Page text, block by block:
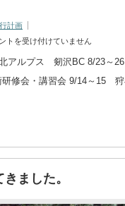
計画
トを受け付けていません
ルプス 剱沢BC 8/23～
修会・講習会 9/14～15 狩
ました。